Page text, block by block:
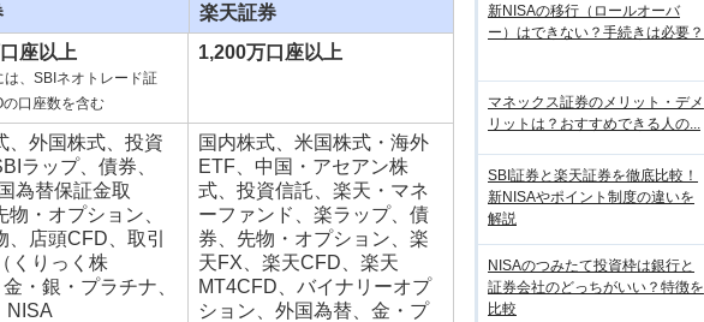
楽天証券
座以上
、SBIネオトレード証
の口座数を含む
1,200万口座以上
、外国株式、投資
ラップ、債券、
為替保証金取
物・オプション、
、店頭CFD、取引
くりっく株
・銀・プラチナ、
NISA
国内株式、米国株式・海外
ETF、中国・アセアン株
式、投資信託、楽天・マネ
ーファンド、楽ラップ、債
券、先物・オプション、楽
天FX、楽天CFD、楽天
MT4CFD、バイナリーオプ
ション、外国為替、金・プ
新NISAの移行（ロールオーバ
ー）はできない？手続きは必要？
マネックス証券のメリット・デメ
リットは？おすすめできる人の...
SBI証券と楽天証券を徹底比較！
新NISAやポイント制度の違いを
解説
NISAのつみたて投資枠は銀行と
証券会社のどっちがいい？特徴を
比較